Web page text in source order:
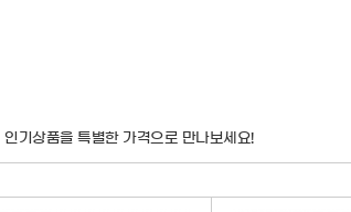
인기상품을 특별한 가격으로 만나보세요!